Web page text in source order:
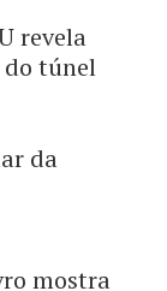
revela
do túnel
da
mostra